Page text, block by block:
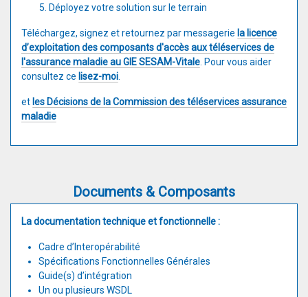
Déployez votre solution sur le terrain
Téléchargez, signez et retournez par messagerie la licence
d’exploitation des composants d'accès aux téléservices de
l'assurance maladie au GIE SESAM-Vitale. Pour vous aider
consultez ce lisez-moi.
et les Décisions de la Commission des téléservices assurance
maladie
Documents & Composants
La documentation technique et fonctionnelle :
Cadre d’Interopérabilité
Spécifications Fonctionnelles Générales
Guide(s) d’intégration
Un ou plusieurs WSDL